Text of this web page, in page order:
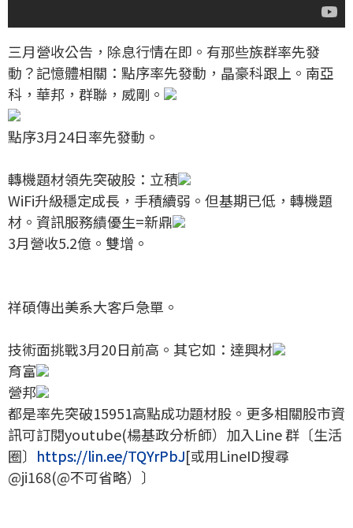
三月營收公告，除息行情在即。有那些族群率先發
動？記憶體相關：點序率先發動，晶豪科跟上。南亞
科，華邦，群聯，威剛。
點序3月24日率先發動。
轉機題材領先突破股：立積
WiFi升級穩定成長，手積續弱。但基期已低，轉機題
材。資訊服務績優生=新鼎
3月營收5.2億。雙增。
祥碩傳出美系大客戶急單。
技術面挑戰3月20日前高。其它如：達興材
育富
營邦
都是率先突破15951高點成功題材股。更多相關股市資
訊可訂閱youtube(楊基政分析師）加入Line 群〔生活
圈〕 https://lin.ee/TQYrPbJ[或用LineID搜尋
@ji168(@不可省略）〕